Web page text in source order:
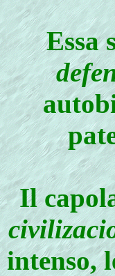
Essa
Il
intenso,